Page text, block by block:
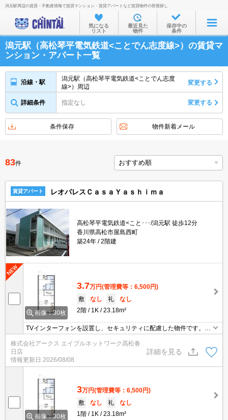
お部屋を探す
沿線・駅から
住所から
家賃相場から
不動産会社から
潟元駅周辺の賃貸・不動産情報で賃貸マンション・賃貸アパートなど賃貸物件の部屋探し
気になる
リスト
最近見た
物件
保存中の
条件
潟元駅（高松琴平電気鉄道<ことでん志度線>）の賃貸マ
ンション・アパート一覧
沿線・駅
潟元駅（高松琴平電気鉄道<ことでん志度
線>）周辺
変更する
詳細条件 指定なし 変更する
条件保存 物件新着メール
83件
賃貸アパート レオパレスＣａｓａＹａｓｈｉｍａ
高松琴平電気鉄道<こと･･･/潟元駅 徒歩12分
香川県高松市屋島西町
築24年
2階建
画像：30枚
3.7万円(管理費等：6,500円)
敷
なし 礼
なし
2階
1K 23.18m²
TVインターフォンを設置し、セキュリティに配慮した物件です。お
風呂の湿気を減らす浴室乾燥機を備え付けたアパートです。共用部
には宅配ボックスがあるので、荷物の受け取りのために早く帰宅す
る必要がありません。車にいたずらされにくい、敷地内駐車場の空
きがあります。バスルームとトイレが分かれています。
株式会社アークス エイブルネットワーク高松春
日店
情報更新日 2026/08/08
詳細を見る
画像：30枚
3万円(管理費等：6,500円)
敷
なし 礼
なし
1階
1K 23.18m²